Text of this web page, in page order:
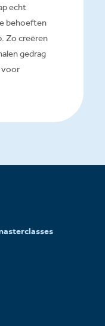
echt
behoeften
Zo creëren
gedrag
voor